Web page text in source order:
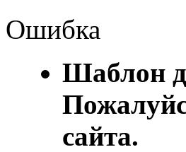
Ошибка
Шаблон
сайта.